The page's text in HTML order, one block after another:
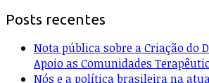
Posts recentes
Nota pública sobre a Criação do
Apoio as Comunidades
Nós e a política brasileira na